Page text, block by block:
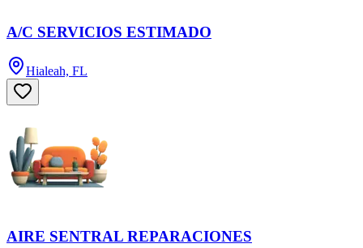
A/C SERVICIOS ESTIMADO
Hialeah, FL
AIRE SENTRAL REPARACIONES